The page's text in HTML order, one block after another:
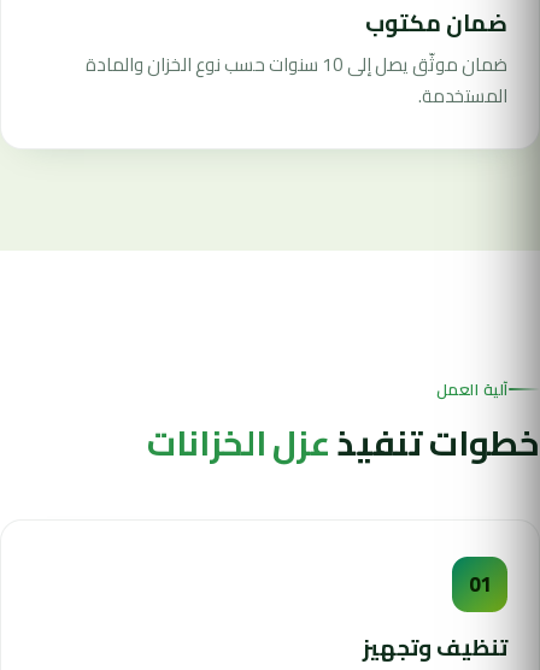
ضمان مكتوب
ضمان موثّق يصل إلى 10 سنوات حسب نوع الخزان والمادة
المستخدمة.
آلية العمل
خطوات تنفيذعزل الخزانات
01
تنظيف وتجهيز